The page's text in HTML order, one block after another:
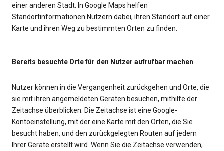
einer anderen Stadt. In Google Maps helfen
Standortinformationen Nutzern dabei, ihren Standort auf einer
Karte und ihren Weg zu bestimmten Orten zu finden.
Bereits besuchte Orte für den Nutzer aufrufbar machen
Nutzer können in die Vergangenheit zurückgehen und Orte, die
sie mit ihren angemeldeten Geräten besuchen, mithilfe der
Zeitachse überblicken. Die Zeitachse ist eine Google-
Kontoeinstellung, mit der eine Karte mit den Orten, die Sie
besucht haben, und den zurückgelegten Routen auf jedem
Ihrer Geräte erstellt wird. Wenn Sie die Zeitachse verwenden,